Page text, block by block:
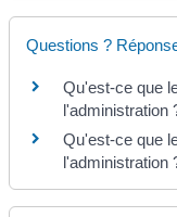
Questions ?
Qu'est-ce que
l'administration
Qu'est-ce que
l'administration